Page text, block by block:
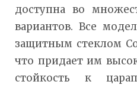
доступна во
вариантов. Все
защитным стеклом
что придает им
стойкость к